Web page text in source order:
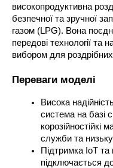
високопродуктивна
безпечної та зручної
газом (LPG). Вона
передові технології та
вибором для
Переваги моделі
Висока
система на базі
корозійностійкі
служби та низьку
Підтримка IoT
підключається